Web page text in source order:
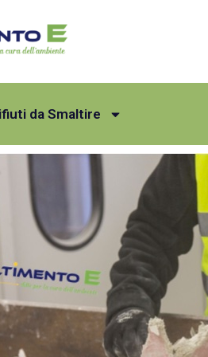
da Smaltire